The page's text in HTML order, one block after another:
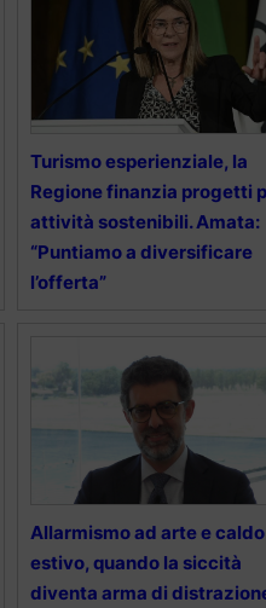
Turismo esperienziale, la
Regione finanzia progetti
attività sostenibili. Amata:
“Puntiamo a diversificare
l’offerta”
Allarmismo ad arte e caldo
estivo, quando la siccità
diventa arma di